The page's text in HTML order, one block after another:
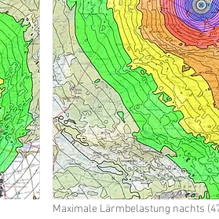
Maximale Lärmbelastung nachts